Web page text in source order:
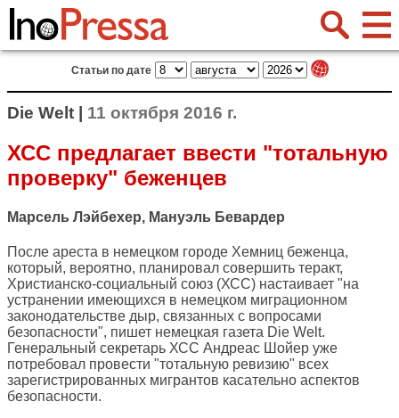
Статьи по дате
Die Welt | 11 октября 2016 г.
ХСС предлагает ввести "тотальную
проверку" беженцев
Марсель Лэйбехер, Мануэль Бевардер
После ареста в немецком городе Хемниц беженца,
который, вероятно, планировал совершить теракт,
Христианско-социальный союз (ХСС) настаивает "на
устранении имеющихся в немецком миграционном
законодательстве дыр, связанных с вопросами
безопасности", пишет немецкая газета Die Welt.
Генеральный секретарь ХСС Андреас Шойер уже
потребовал провести "тотальную ревизию" всех
зарегистрированных мигрантов касательно аспектов
безопасности.